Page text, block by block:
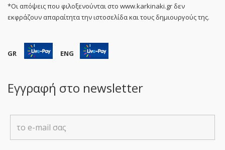
*Οι απόψεις που φιλοξενούνται στο www.karkinaki.gr δεν
εκφράζουν απαραίτητα την ιστοσελίδα και τους δημιουργούς της.
GR ENG
Εγγραφή στο newsletter